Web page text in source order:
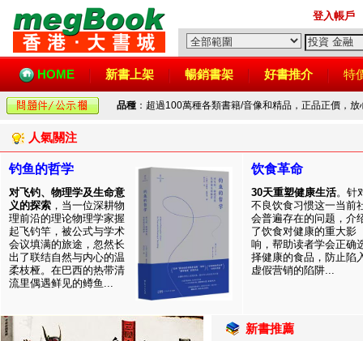
登入帳戶
HOME 新書上架 暢銷書架 好書推介 特
品種 ：超過100萬種各類書籍/音像和精品，正品正價，
人氣關注
钓鱼的哲学
对飞钓、物理学及生命意
义的探索 ，当一位深耕物
理前沿的理论物理学家握
起飞钓竿，被公式与学术
会议填满的旅途，忽然长
出了联结自然与内心的温
柔枝桠。在巴西的热带清
流里偶遇鲜见的鳟鱼...
饮食革命
30天重塑健康生活。针
不良饮食习惯这一当前
会普遍存在的问题，介
了饮食对健康的重大影
响，帮助读者学会正确
择健康的食品，防止陷
虚假营销的陷阱...
新書推薦